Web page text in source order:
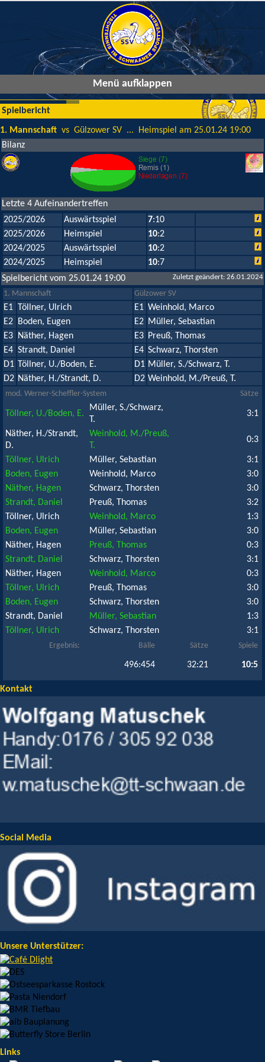
Menü aufklappen
Spielbericht
1. Mannschaft vs Gülzower SV ... Heimspiel am 25.01.24 19:00
Bilanz
Letzte 4 Aufeinandertreffen
2025/2026
Auswärtsspiel 7:10
2025/2026
Heimspiel 10:2
2024/2025
Auswärtsspiel 10:2
2024/2025
Heimspiel 10:7
Spielbericht vom 25.01.24 19:00
Zuletzt geändert: 26.01.2024
1. Mannschaft Gülzower SV
E1 Töllner, Ulrich E1 Weinhold, Marco
E2
Boden, Eugen E2 Müller, Sebastian
E3
Näther, Hagen E3 Preuß, Thomas
E4 Strandt, Daniel E4 Schwarz, Thorsten
D1 Töllner, U./Boden, E. D1 Müller, S./Schwarz, T.
D2 Näther, H./Strandt, D. D2 Weinhold, M./Preuß, T.
mod. Werner-Scheffler-System Sätze
Töllner, U./Boden, E.
Müller, S./Schwarz,
T.
3:1
Näther, H./Strandt,
D.
Weinhold, M./Preuß,
T.
0:3
Töllner, Ulrich Müller, Sebastian
3:1
Boden, Eugen
Weinhold, Marco
3:0
Näther, Hagen
Schwarz, Thorsten
3:0
Strandt, Daniel
Preuß, Thomas
3:2
Töllner, Ulrich
Weinhold, Marco
1:3
Boden, Eugen
Müller, Sebastian
3:0
Näther, Hagen
Preuß, Thomas
0:3
Strandt, Daniel
Schwarz, Thorsten
3:1
Näther, Hagen
Weinhold, Marco
0:3
Töllner, Ulrich
Preuß, Thomas
3:0
Boden, Eugen
Schwarz, Thorsten
3:0
Strandt, Daniel
Müller, Sebastian
1:3
Töllner, Ulrich
Schwarz, Thorsten 3:1
Ergebnis: Bälle Sätze Spiele
496:454 32:21 10:5
Kontakt
Social Media
Unsere Unterstützer:
Links